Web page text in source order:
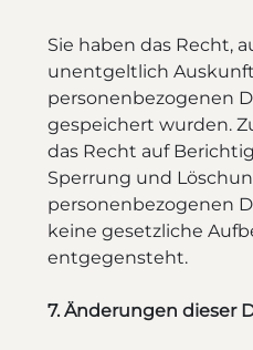
Sie haben das Recht,
unentgeltlich
personenbezogenen
gespeichert wurden.
das Recht auf
Sperrung und
personenbezogenen
keine gesetzliche
entgegensteht.
7. Änderungen dieser